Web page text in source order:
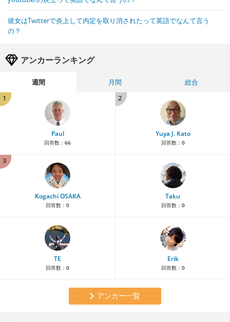
彼女はTwitterで炎上して内定を取り消されたって英語でなんて言う
の？
アンカーランキング
週間 月間
総合
1
Paul
回答数： 66
2
Yuya J. Kato
回答数： 0
3
Kogachi OSAKA
回答数： 0
Taku
回答数： 0
TE
回答数： 0
Erik
回答数： 0
アンカー一覧